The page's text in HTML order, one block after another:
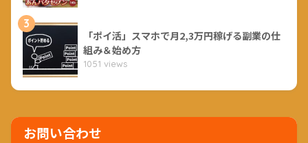
3
「ポイ活」スマホで月2,3万円稼げる副業の仕
組み＆始め方
1051 views
お問い合わせ